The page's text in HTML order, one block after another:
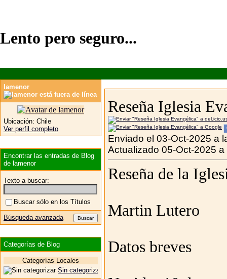
Lento pero seguro...
Reseña Iglesia
Enviado el 03-Oct-2025 a
Actualizado 05-Oct-2025
Reseña de la
Martin Lutero
Datos breves
lamenor
Ubicación: Chile
Ver perfil completo
Encontrar las entradas de Blog
de lamenor
Texto a buscar:
Buscar sólo en los Títulos
Búsqueda avanzada
Categorías de Blog
Categorías Locales
Sin categorizar